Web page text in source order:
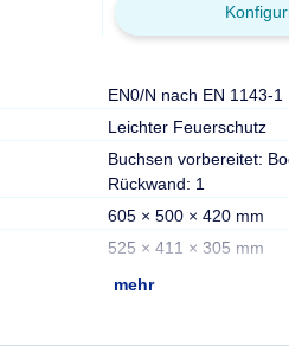
EN0/N nach EN 1143-1
Leichter Feuerschutz
Buchsen vorbereitet:
Rückwand: 1
605 × 500 × 420 mm
525 × 411 × 305 mm
mehr